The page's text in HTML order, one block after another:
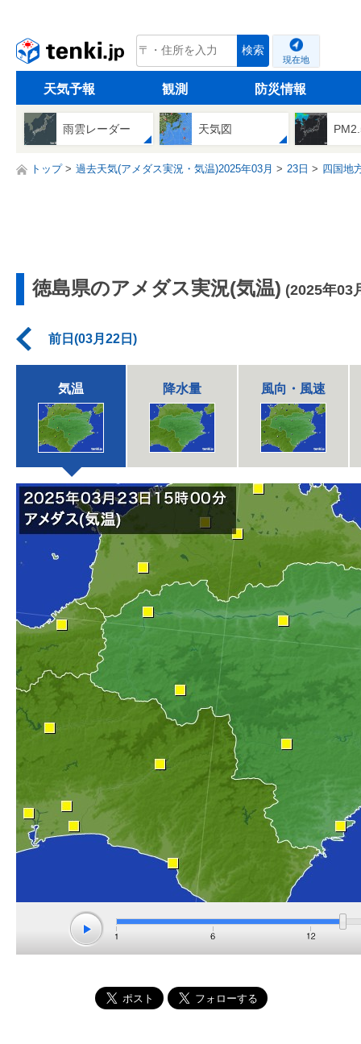
tenki.jp 検索
現在地
天気予報 観測 防災情報
雨雲レーダー 天気図
トップ 過去天気(アメダス実況・気温)2025年03月 23日 四国地
徳島県のアメダス実況(気温) (2025年03
前日(03月22日)
気温 降水量 風向・風速